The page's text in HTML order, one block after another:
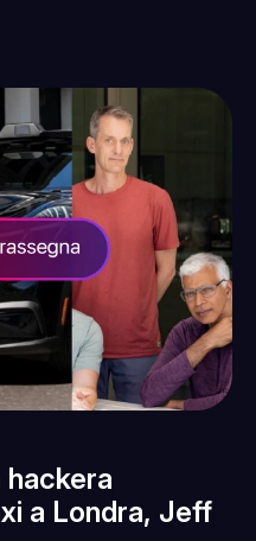
hackera
a Londra, Jeff